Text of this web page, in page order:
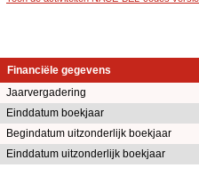
Financiële gegevens
Jaarvergadering
Einddatum boekjaar
Begindatum uitzonderlijk boekjaar
Einddatum uitzonderlijk boekjaar